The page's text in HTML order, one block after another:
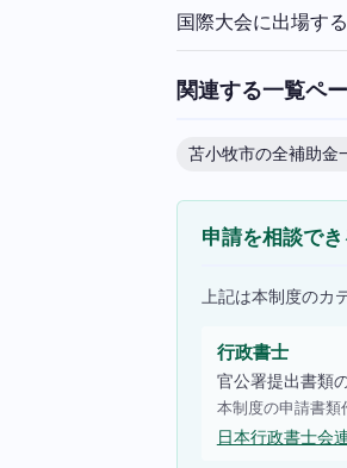
国際大会に出場す
関連する一覧ペ
苫小牧市の全補助金
申請を相談でき
上記は本制度の
行政書士
官公署提出書類
本制度の申請書類
日本行政書士会